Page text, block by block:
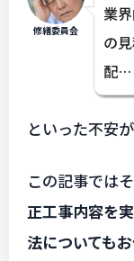
修繕委員会
業
の
配…
といった不安
この記事では
正工事内容を
法についても